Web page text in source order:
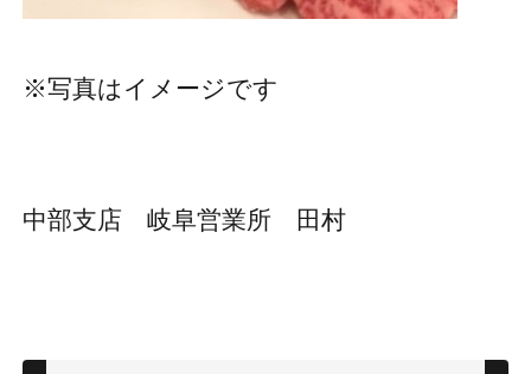
※写真はイメージです
中部支店 岐阜営業所 田村